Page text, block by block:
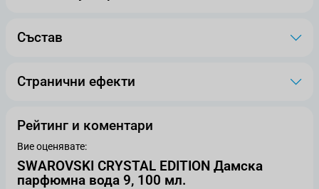
Състав
Странични ефекти
Рейтинг и коментари
Вие оценявате:
SWAROVSKI CRYSTAL EDITION Дамска
парфюмна вода 9, 100 мл.